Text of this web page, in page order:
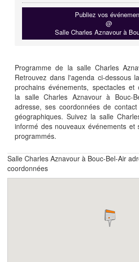
Publiez vos
@
Salle Charles Aznavour à
Programme de la salle Charles
Retrouvez dans l'agenda ci-dessous
prochains événements, spectacles et
la salle Charles Aznavour à Bouc-
adresse, ses coordonnées de
géographiques. Suivez la salle
informé des nouveaux événements et
programmés.
Salle Charles Aznavour à Bouc-Bel-Air
coordonnées